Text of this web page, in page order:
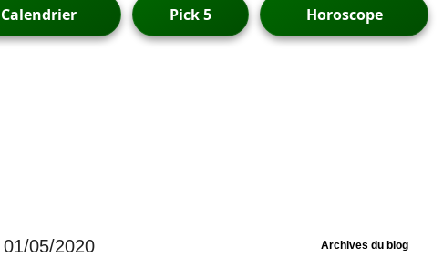
Calendrier Pick 5 Horoscope
05/2020 Archives du blog